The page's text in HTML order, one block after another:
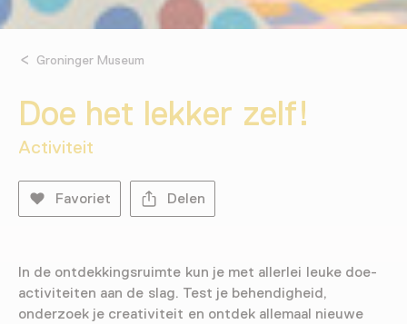
Groninger Museum
Doe het lekker zelf!
Activiteit
Favoriet Delen
In de ontdekkingsruimte kun je met allerlei leuke doe-
activiteiten aan de slag. Test je behendigheid,
onderzoek je creativiteit en ontdek allemaal nieuwe